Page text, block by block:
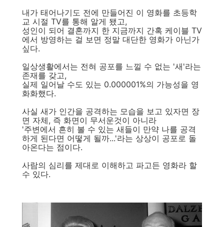
내가 태어나기도 전에 만들어진 이 영화를 초등학
교 시절 TV를 통해 알게 됐고,
성인이 되어 결혼까지 한 지금까지 간혹 케이블 TV
에서 방영하는 걸 보면 정말 대단한 영화가 아닌가
싶다.
일상생활에서는 전혀 공포를 느낄 수 없는 '새'라는
존재를 갖고,
실제 일어날 수도 있는 0.000001%의 가능성을 영
화화했다.
사실 새가 인간을 공격하는 모습을 보고 있자면 장
면 자체, 즉 화면이 무서운것이 아니라
'주변에서 흔히 볼 수 있는 새들이 만약 나를 공격
하게 된다면 어떻게 될까...'라는 상상이 공포로 돌
아온다는 점이다.
사람의 심리를 제대로 이해하고 파고든 영화라 할
수 있다.